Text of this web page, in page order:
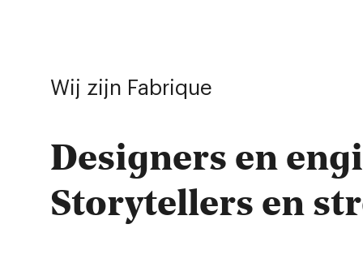
Wij zijn Fabrique
Designersen
Storytellersen